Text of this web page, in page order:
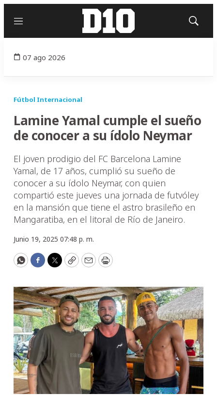
Menú
Mostrar
07 ago 2026
Fútbol Internacional
Lamine Yamal cumple el sueño
de conocer a su ídolo Neymar
El joven prodigio del FC Barcelona Lamine
Yamal, de 17 años, cumplió su sueño de
conocer a su ídolo Neymar, con quien
compartió este jueves una jornada de futvóley
en la mansión que tiene el astro brasileño en
Mangaratiba, en el litoral de Río de Janeiro.
Junio 19, 2025 07:48 p. m.
WhatsApp
Facebook
Twitter
CopyEmailPrint